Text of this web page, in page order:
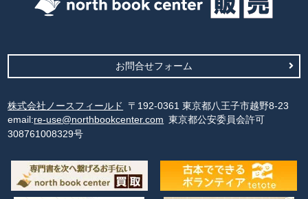
お問合せフォーム
株式会社ノースフィールド
〒192-0361 東京都八王子市越野8-23
email:re-use@northbookcenter.com 東京都公安委員会許可
308761008329号